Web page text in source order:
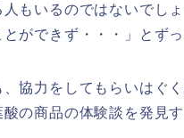
人もいるのではないでし
ができず・・・」とず
協力をしてもらいはぐ
の商品の体験談を発見